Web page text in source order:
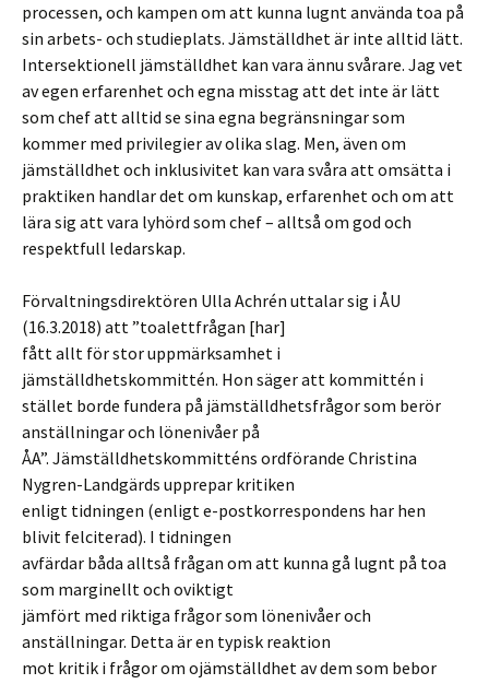
processen, och kampen om att kunna lugnt använda toa på
sin arbets- och studieplats. Jämställdhet är inte alltid lätt.
Intersektionell jämställdhet kan vara ännu svårare. Jag vet
av egen erfarenhet och egna misstag att det inte är lätt
som chef att alltid se sina egna begränsningar som
kommer med privilegier av olika slag. Men, även om
jämställdhet och inklusivitet kan vara svåra att omsätta i
praktiken handlar det om kunskap, erfarenhet och om att
lära sig att vara lyhörd som chef – alltså om god och
respektfull ledarskap.
Förvaltningsdirektören Ulla Achrén uttalar sig i ÅU
(16.3.2018) att ”toalettfrågan [har]
fått allt för stor uppmärksamhet i
jämställdhetskommittén. Hon säger att kommittén i
stället borde fundera på jämställdhetsfrågor som berör
anställningar och lönenivåer på
ÅA”. Jämställdhetskommitténs ordförande Christina
Nygren-Landgärds upprepar kritiken
enligt tidningen (enligt e-postkorrespondens har hen
blivit felciterad). I tidningen
avfärdar båda alltså frågan om att kunna gå lugnt på toa
som marginellt och oviktigt
jämfört med riktiga frågor som lönenivåer och
anställningar. Detta är en typisk reaktion
mot kritik i frågor om ojämställdhet av dem som bebor